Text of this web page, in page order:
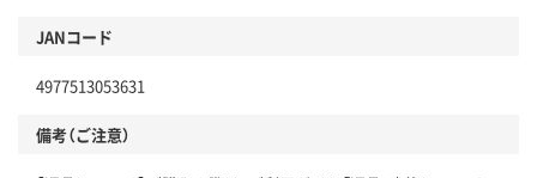
JANコード
4977513053631
備考（ご注意）